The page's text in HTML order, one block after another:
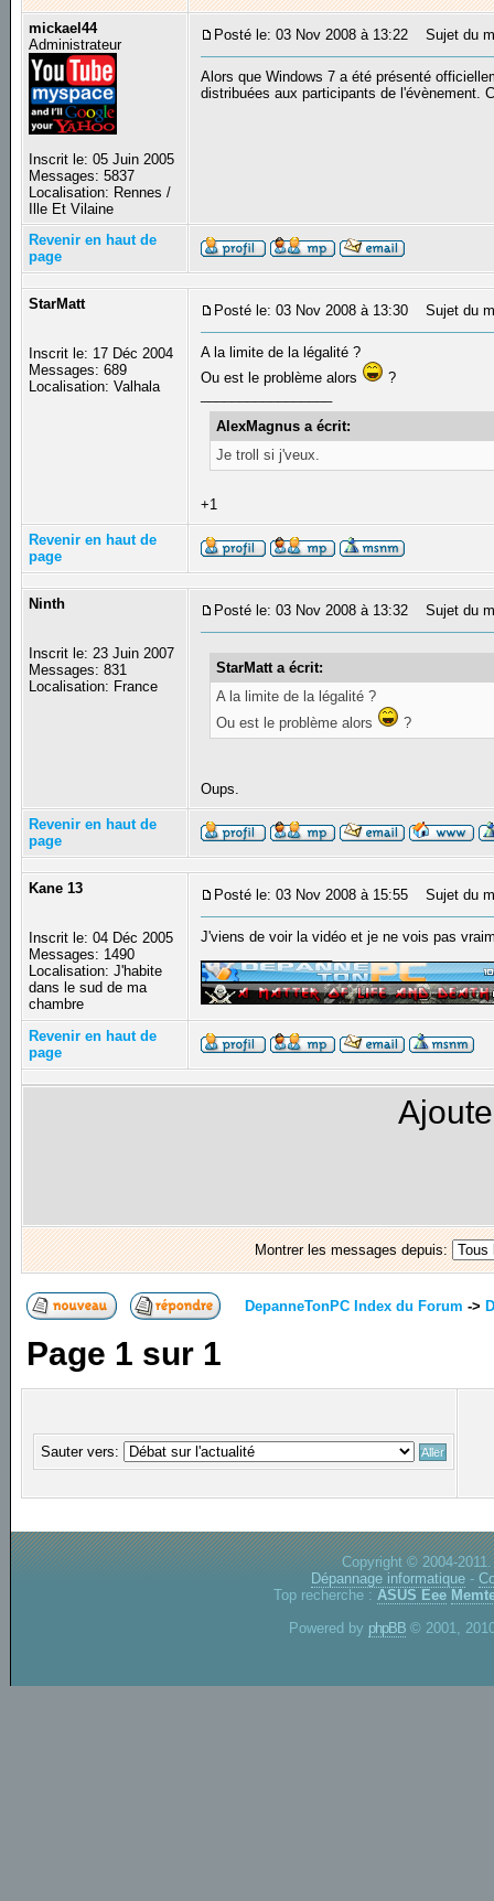
mickael44
Administrateur
Inscrit le: 05 Juin 2005
Messages: 5837
Localisation: Rennes /
Ille Et Vilaine
Posté le: 03 Nov 2008 à 13:22 Sujet du
Alors que Windows 7 a été présenté
distribuées aux participants de l'évènement.
Revenir en haut de
page
StarMatt
Inscrit le: 17 Déc 2004
Messages: 689
Localisation: Valhala
Posté le: 03 Nov 2008 à 13:30 Sujet du
A la limite de la légalité ?
Ou est le problème alors
?
AlexMagnus a écrit:
Je troll si j'veux.
+1
Revenir en haut de
page
Ninth
Inscrit le: 23 Juin 2007
Messages: 831
Localisation: France
Posté le: 03 Nov 2008 à 13:32 Sujet du
StarMatt a écrit:
A la limite de la légalité ?
Ou est le problème alors
?
Oups.
Revenir en haut de
page
Kane 13
Inscrit le: 04 Déc 2005
Messages: 1490
Localisation: J'habite
dans le sud de ma
chambre
Posté le: 03 Nov 2008 à 15:55 Sujet du
J'viens de voir la vidéo et je ne vois pas
Revenir en haut de
page
Montrer les messages depuis:
DepanneTonPC Index du Forum ->
Page 1 sur 1
Sauter vers:
Copyright © 2004-
Dépannage informatique -
Top recherche : ASUS Eee
Powered by phpBB © 2001,